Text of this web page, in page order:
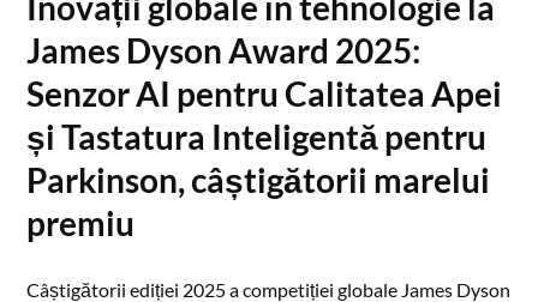
James Dyson Award 2025:
Senzor AI pentru Calitatea Apei
și Tastatura Inteligentă pentru
Parkinson, câștigătorii marelui
premiu
Câștigătorii ediției 2025 a competiției globale James Dyson